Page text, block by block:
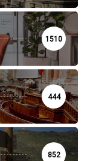
1510
444
852